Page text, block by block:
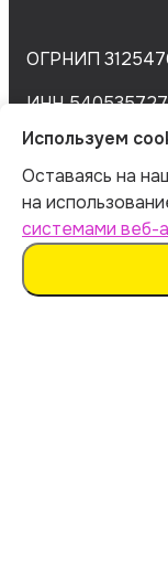
ОГРНИП
ИНН
Оферта
Политика
Согласие
Согласие
Используем
Оставаясь на
на
системами веб-